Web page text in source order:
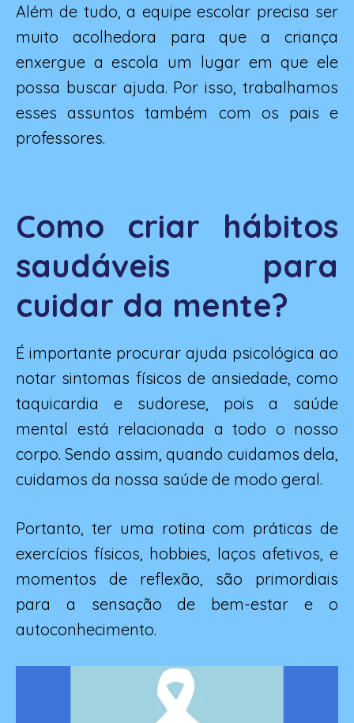
Além de tudo, a equipe escolar precisa ser
muito acolhedora para que a criança
enxergue a escola um lugar em que ele
possa buscar ajuda. Por isso, trabalhamos
esses assuntos também com os pais e
professores.
Como criar hábitos
saudáveis para
cuidar da mente?
É importante procurar ajuda psicológica ao
notar sintomas físicos de ansiedade, como
taquicardia e sudorese, pois a saúde
mental está relacionada a todo o nosso
corpo. Sendo assim, quando cuidamos dela,
cuidamos da nossa saúde de modo geral.
Portanto, ter uma rotina com práticas de
exercícios físicos, hobbies, laços afetivos, e
momentos de reflexão, são primordiais
para a sensação de bem-estar e o
autoconhecimento.